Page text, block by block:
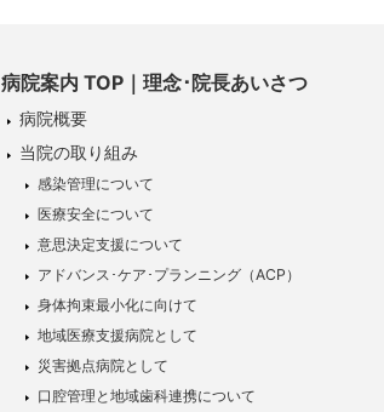
病院案内 TOP｜理念･院長あいさつ
病院概要
当院の取り組み
感染管理について
医療安全について
意思決定支援について
アドバンス･ケア･プランニング（ACP）
身体拘束最小化に向けて
地域医療支援病院として
災害拠点病院として
口腔管理と地域歯科連携について